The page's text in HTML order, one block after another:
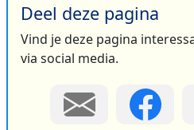
Deel deze pagina
Vind je deze pagina
via social media.